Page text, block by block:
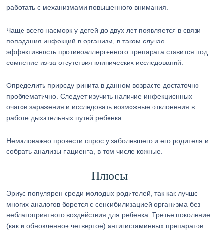
работать с механизмами повышенного внимания.
Чаще всего насморк у детей до двух лет появляется в связи
попадания инфекций в организм, в таком случае
эффективность противоаллергенного препарата ставится под
сомнение из-за отсутствия клинических исследований.
Определить природу ринита в данном возрасте достаточно
проблематично. Следует изучить наличие инфекционных
очагов заражения и исследовать возможные отклонения в
работе дыхательных путей ребенка.
Немаловажно провести опрос у заболевшего и его родителя и
собрать анализы пациента, в том числе кожные.
Плюсы
Эриус популярен среди молодых родителей, так как лучше
многих аналогов борется с сенсибилизацией организма без
неблагоприятного воздействия для ребенка. Третье поколение
(как и обновленное четвертое) антигистаминных препаратов